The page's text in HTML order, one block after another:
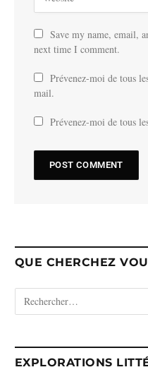
Save my name, email,
next time I comment.
Prévenez-moi de tous
mail.
Prévenez-moi de tous
QUE CHERCHEZ
EXPLORATIONS